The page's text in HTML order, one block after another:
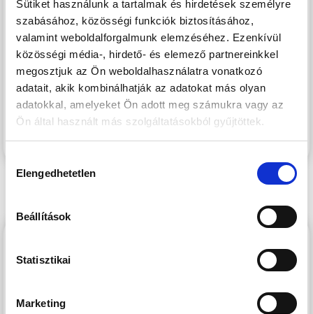
Sütiket használunk a tartalmak és hirdetések személyre
szabásához, közösségi funkciók biztosításához,
valamint weboldalforgalmunk elemzéséhez. Ezenkívül
közösségi média-, hirdető- és elemező partnereinkkel
megosztjuk az Ön weboldalhasználatra vonatkozó
adatait, akik kombinálhatják az adatokat más olyan
adatokkal, amelyeket Ön adott meg számukra vagy az
Ön által használt más szolgáltatásokból gyűjtöttek.
kiválasztása
Elengedhetetlen
Beállítások
Statisztikai
Marketing
A lakóépületek külsőfolyosós kialakítással épülnek,
tájolásuk kedvező.
A lakások mindegyikéhez egy-egy saját terasz/erkély is
tartozik. A telken kiépítésre kerül a pihenést szolgáló
zöldfelületen egy szabadtéri medence is.